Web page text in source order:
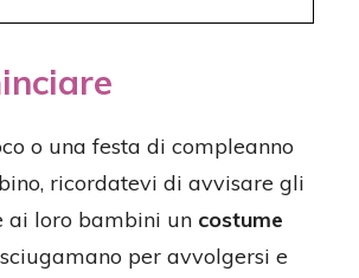
o una festa di compleanno
ricordatevi di avvisare gli
ai loro bambini un costume
per avvolgersi e